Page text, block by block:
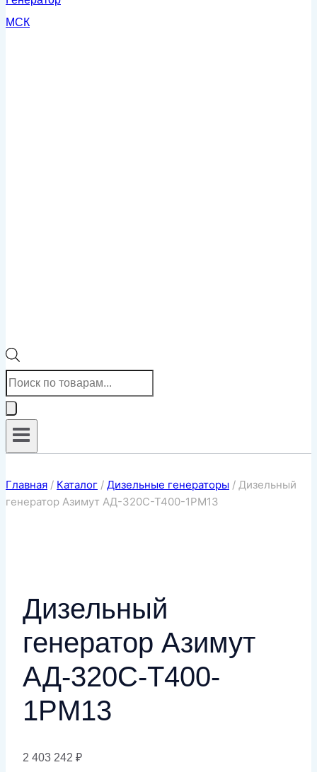
Поиск
товаров
Главная / Каталог / Дизельные генераторы / Дизельный
генератор Азимут АД-320С-Т400-1РМ13
Дизельный
генератор Азимут
АД-320С-Т400-
1РМ13
2 403 242 ₽